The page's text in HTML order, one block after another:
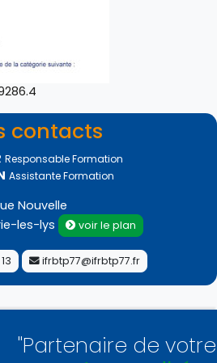
contacts
Responsable Formation
Assistante Formation
Nouvelle
les-lys
voir le plan
ifrbtp77@ifrbtp77.fr
"Partenaire de votre